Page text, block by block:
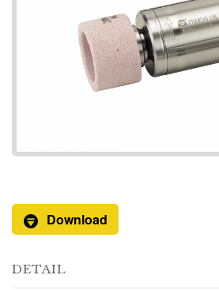
Download
DETAIL